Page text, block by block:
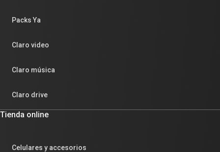
Packs Ya
Claro video
Claro música
Claro drive
Tienda online
Celulares y accesorios